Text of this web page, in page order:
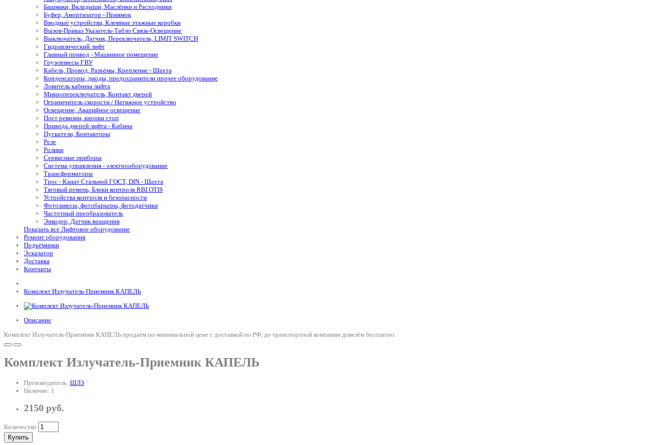
Башмаки, Вкладыши, Маслёнки и Расходники
Буфер, Амортизатор - Приямок
Вводные устройства, Клемные этажные коробки
Вызов-Приказ Указатель-Табло Связь-Освещение
Выключатель, Датчик, Переключатель, LIMIT SWITCH
Гидравлический лифт
Главный привод - Машинное помещение
Грузовзвесы ГВУ
Кабель, Провод, Разъёмы, Крепление - Шахта
Конденсаторы, диоды, предохранители прочее оборудование
Ловитель кабины лифта
Микропереключатель, Контакт дверей
Ограничитель скорости / Натяжное устройство
Освещение, Аварийное освещение
Пост ревизии, кнопки стоп
Привода дверей лифта - Кабина
Пускатели, Контакторы
Реле
Ролики
Сервисные приборы
Система управления - электрооборудование
Трансформаторы
Трос - Канат Стальной ГОСТ, DIN - Шахта
Тяговый ремень, Блоки контроля RBI OTIS
Устройства контроля и безопасности
Фотозавесы, фотобарьеры, фотодатчики
Частотный преобразователь
Энкодер, Датчик вращения
Показать все Лифтовое оборудование
Ремонт оборудования
Подъёмники
Эскалатор
Доставка
Контакты
Комплект Излучатель-Приемник КАПЕЛЬ
Описание
Комплект Излучатель-Приемник КАПЕЛЬ продаём по минимальной цене с доставкой по РФ, до транспортной компании довезём бесплатно.
Комплект Излучатель-Приемник КАПЕЛЬ
Производитель: ЩЛЗ
Наличие: 1
2150 руб.
Количество
Купить